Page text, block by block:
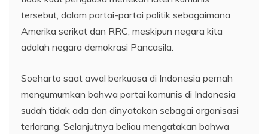
tersebut, dalam partai-partai politik sebagaimana
Amerika serikat dan RRC, meskipun negara kita
adalah negara demokrasi Pancasila.
Soeharto saat awal berkuasa di Indonesia pernah
mengumumkan bahwa partai komunis di Indonesia
sudah tidak ada dan dinyatakan sebagai organisasi
terlarang. Selanjutnya beliau mengatakan bahwa